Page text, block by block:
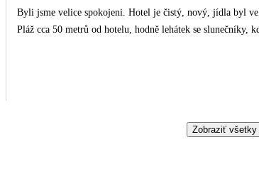
Byli jsme velice spokojeni. Hotel je čistý, nový, jídla byl
Pláž cca 50 metrů od hotelu, hodně lehátek se slunečníky,
Zobraziť všetky